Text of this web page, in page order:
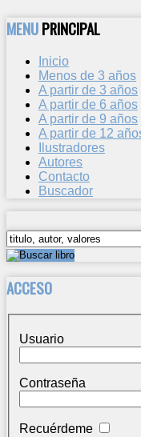
MENUPRINCIPAL
Inicio
Menos de 3 años
A partir de 3 años
A partir de 6 años
A partir de 9 años
A partir de 12
Ilustradores
Autores
Contacto
Buscador
ACCESO
Usuario
Contraseña
Recuérdeme